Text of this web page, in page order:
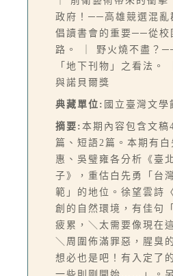
政府！──高雄競選混亂
倡讀書會的重要──從校
路。 ｜ 野火燒不盡？
「地下刊物」之看法。
與諾貝爾獎
典藏單位: 國立臺灣文學
摘要: 本期內容包含文稿
篇、短語2篇。本期有
惠、吳璧雍各分析《臺
子》，重估白先勇「台
範」的地位。徐望雲詩
創的自然環境，有佳句
疲累，＼太需要像現在
＼周圍佈滿罪惡，腥臭
想必也是吧！有入定了